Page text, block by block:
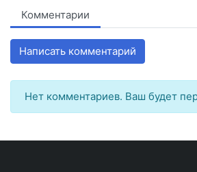
Комментарии
Написать комментарий
Нет комментариев. Ваш будет